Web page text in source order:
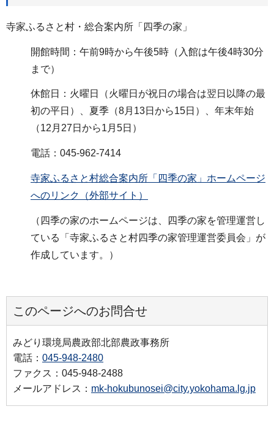
寺家ふるさと村・総合案内所「四季の家」
開館時間：午前9時から午後5時（入館は午後4時30分
まで）
休館日：火曜日（火曜日が祝日の場合は翌日以降の最
初の平日）、夏季（8月13日から15日）、年末年始
（12月27日から1月5日）
電話：045-962-7414
寺家ふるさと村総合案内所「四季の家」ホームページ
へのリンク（外部サイト）
（四季の家のホームページは、四季の家を管理運営し
ている「寺家ふるさと村四季の家管理運営委員会」が
作成しています。）
このページへのお問合せ
みどり環境局農政部北部農政事務所
電話： 045-948-2480
ファクス：045-948-2488
メールアドレス： mk-hokubunosei@city.yokohama.lg.jp